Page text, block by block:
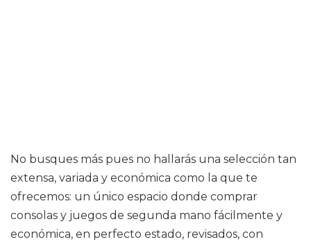
No busques más pues no hallarás una selección tan
extensa, variada y económica como la que te
ofrecemos: un único espacio donde comprar
consolas y juegos de segunda mano fácilmente y
económica, en perfecto estado, revisados, con